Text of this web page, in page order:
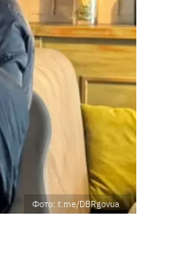
Фото: t.me/DBRgovua